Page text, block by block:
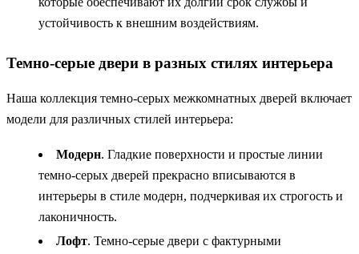
устойчивость к внешним воздействиям.
Темно-серые двери в разных стилях интерьера
Наша коллекция темно-серых межкомнатных дверей включает
модели для различных стилей интерьера:
Модерн. Гладкие поверхности и простые линии
темно-серых дверей прекрасно вписываются в
интерьеры в стиле модерн, подчеркивая их строгость и
лаконичность.
Лофт. Темно-серые двери с фактурными